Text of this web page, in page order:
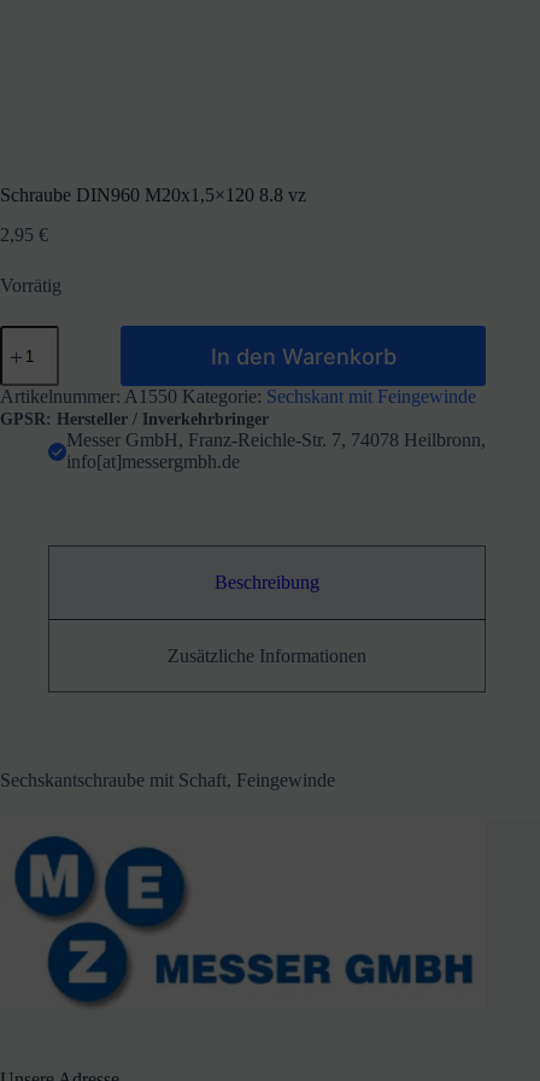
Schraube DIN960 M20x1,5×120 8.8 vz
2,95 €
Vorrätig
Schraube
DIN960
8.8
vz
In den Warenkorb
Artikelnummer: A1550 Kategorie: Sechskant mit Feingewinde
GPSR: Hersteller / Inverkehrbringer
Messer GmbH, Franz-Reichle-Str. 7, 74078 Heilbronn,
info[at]messergmbh.de
Beschreibung
Zusätzliche Informationen
Sechskantschraube mit Schaft, Feingewinde